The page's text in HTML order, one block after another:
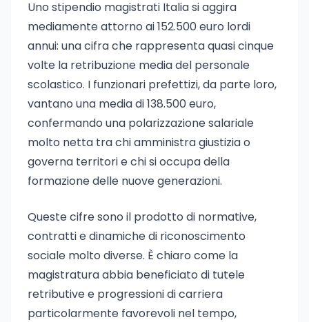
Uno stipendio magistrati Italia si aggira
mediamente attorno ai 152.500 euro lordi
annui: una cifra che rappresenta quasi cinque
volte la retribuzione media del personale
scolastico. I funzionari prefettizi, da parte loro,
vantano una media di 138.500 euro,
confermando una polarizzazione salariale
molto netta tra chi amministra giustizia o
governa territori e chi si occupa della
formazione delle nuove generazioni.
Queste cifre sono il prodotto di normative,
contratti e dinamiche di riconoscimento
sociale molto diverse. È chiaro come la
magistratura abbia beneficiato di tutele
retributive e progressioni di carriera
particolarmente favorevoli nel tempo,